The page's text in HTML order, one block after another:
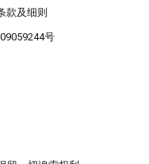
款及细则
号